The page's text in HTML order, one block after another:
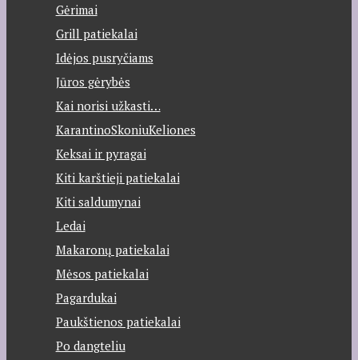
Gėrimai
Grill patiekalai
Idėjos pusryčiams
Jūros gėrybės
Kai norisi užkasti…
KarantinoSkoniuKeliones
Keksai ir pyragai
Kiti karštieji patiekalai
Kiti saldumynai
Ledai
Makaronų patiekalai
Mėsos patiekalai
Pagardukai
Paukštienos patiekalai
Po dangteliu